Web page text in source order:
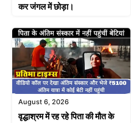
कर जंगल में छोड़ा।
August 6, 2026
वृद्धाश्रम में रह रहे पिता की मौत के